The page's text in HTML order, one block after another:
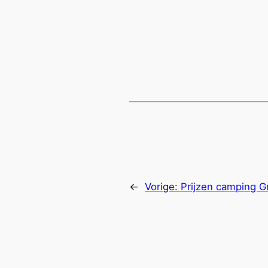
← Vorige: Prijzen camping